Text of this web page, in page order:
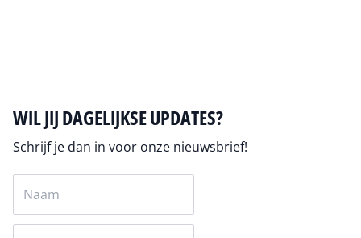
WIL JIJ DAGELIJKSE UPDATES?
Schrijf je dan in voor onze nieuwsbrief!